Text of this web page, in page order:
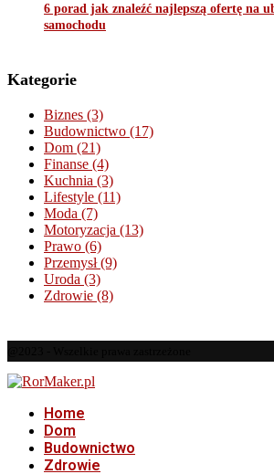
6 porad jak znaleźć najlepszą ofertę na
samochodu
Kategorie
Biznes (3)
Budownictwo (17)
Dom (21)
Finanse (4)
Kuchnia (3)
Lifestyle (11)
Moda (7)
Motoryzacja (13)
Prawo (6)
Przemysł(9)
Uroda (3)
Zdrowie (8)
Home
Dom
Budownictwo
Zdrowie